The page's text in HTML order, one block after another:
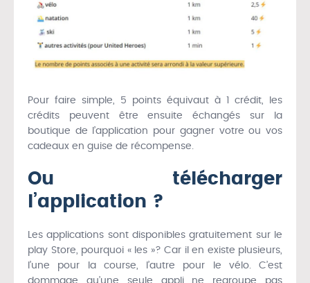
Pour faire simple, 5 points équivaut à 1 crédit, les
crédits peuvent être ensuite échangés sur la
boutique de l’application pour gagner votre ou vos
cadeaux en guise de récompense.
Ou télécharger
l’application ?
Les applications sont disponibles gratuitement sur le
play Store, pourquoi « les »? Car il en existe plusieurs,
l’une pour la course, l’autre pour le vélo. C’est
dommage qu’une seule appli ne regroupe pas